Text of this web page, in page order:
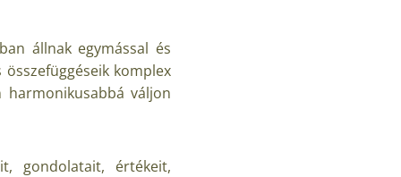
állnak egymással és
komplex
harmonikusabbá váljon
gondolatait, értékeit,